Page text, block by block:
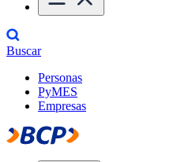
Buscar
Personas
PyMES
Empresas